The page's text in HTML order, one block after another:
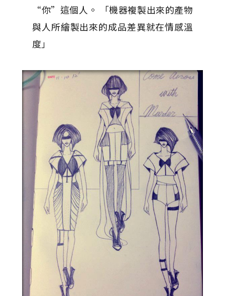
“你”這個人。 「機器複製出來的產物
與人所繪製出來的成品差異就在情感溫
度」